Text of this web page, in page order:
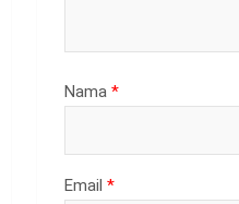
Nama *
Email *